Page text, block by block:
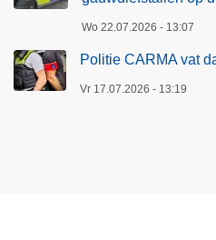
Wo 22.07.2026 - 13:07
Politie CARMA vat
Vr 17.07.2026 - 13:19